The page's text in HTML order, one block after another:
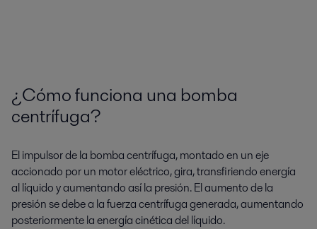
¿Cómo funciona una bomba
centrífuga?
El impulsor de la bomba centrífuga, montado en un eje
accionado por un motor eléctrico, gira, transfiriendo energía
al líquido y aumentando así la presión. El aumento de la
presión se debe a la fuerza centrífuga generada, aumentando
posteriormente la energía cinética del líquido.